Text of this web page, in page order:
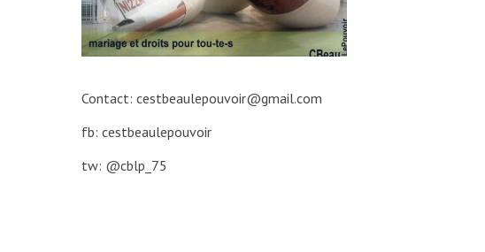
Contact: cestbeaulepouvoir@gmail.com
fb: cestbeaulepouvoir
tw: @cblp_75